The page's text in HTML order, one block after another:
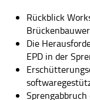
Rückblick
Die
EPD in der